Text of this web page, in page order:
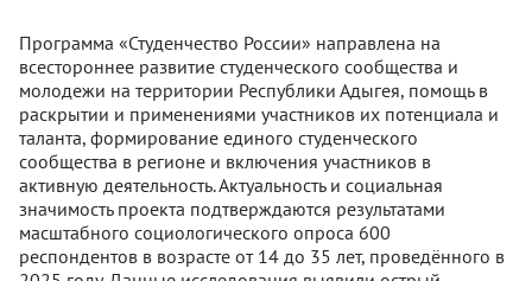
Программа «Студенчество России» направлена на
всестороннее развитие студенческого сообщества и
молодежи на территории Республики Адыгея, помощь в
раскрытии и применениями участников их потенциала и
таланта, формирование единого студенческого
сообщества в регионе и включения участников в
активную деятельность. Актуальность и социальная
значимость проекта подтверждаются результатами
масштабного социологического опроса 600
респондентов в возрасте от 14 до 35 лет, проведённого в